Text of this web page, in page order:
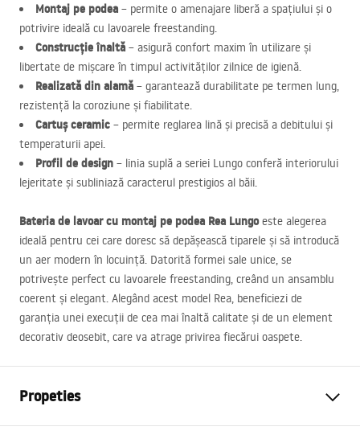
Montaj pe podea – permite o amenajare liberă a spațiului și o
potrivire ideală cu lavoarele freestanding.
Construcție înaltă – asigură confort maxim în utilizare și
libertate de mișcare în timpul activităților zilnice de igienă.
Realizată din alamă – garantează durabilitate pe termen lung,
rezistență la coroziune și fiabilitate.
Cartuș ceramic – permite reglarea lină și precisă a debitului și
temperaturii apei.
Profil de design – linia suplă a seriei Lungo conferă interiorului
lejeritate și subliniază caracterul prestigios al băii.
Bateria de lavoar cu montaj pe podea Rea Lungoeste alegerea
ideală pentru cei care doresc să depășească tiparele și să introducă
un aer modern în locuință. Datorită formei sale unice, se
potrivește perfect cu lavoarele freestanding, creând un ansamblu
coerent și elegant. Alegând acest model Rea, beneficiezi de
garanția unei execuții de cea mai înaltă calitate și de un element
decorativ deosebit, care va atrage privirea fiecărui oaspete.
Propeties